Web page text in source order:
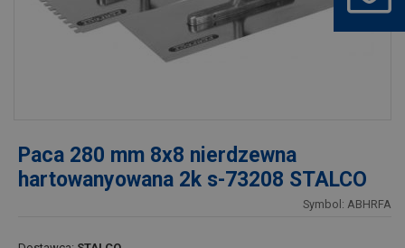
Paca 280 mm 8x8 nierdzewna
hartowanyowana 2k s-73208 STALCO
Symbol: ABHRFA